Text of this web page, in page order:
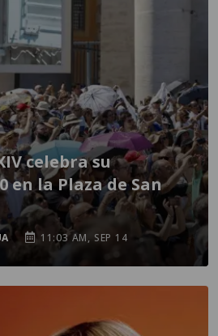
celebra su
en la Plaza de San
11:03 AM, SEP 14